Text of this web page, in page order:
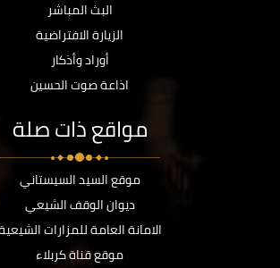
البث المباشر
الزيارة الافتراضية
أوراد وأذكار
اذاعة صوت الحسين
مواقع ذات صلة
موقع السيد السيستاني
ديوان الوقف الشيعي
الامانة العامة للمزارات
موقع قناة كربلاء